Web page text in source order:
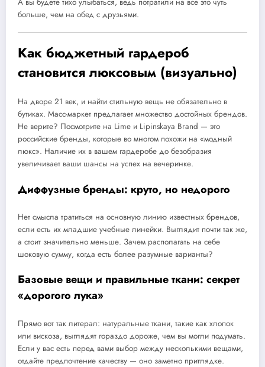
больше, чем на обед с друзьями.
Как бюджетный гардероб
становится люксовым (визуально)
На дворе 21 век, и найти стильную вещь не обязательно в
бутиках. Масс-маркет предлагает множество достойных брендов.
Не верите? Посмотрите на Lime и Lipinskaya Brand — это
российские бренды, которые во многом похожи на «модный
люкс». Наличие их в вашем гардеробе до безобразия
увеличивает ваши шансы на успех на вечеринке.
Диффузные бренды: круто, но недорого
Нет смысла тратиться на основную линию известных брендов,
если есть их младшие учебные линейки. Выглядит почти так же,
а стоит значительно меньше. Зачем располагать на себе
шоковую сумму, когда есть более разумные варианты?
Базовые вещи и правильные ткани: секрет
«дорогого лука»
Прямо вот так литерал: натуральные ткани, такие как хлопок
или вискоза, выглядят гораздо дороже, чем вы могли подумать.
Если у вас есть перед вами выбор между несколькими вещами,
отдайте предпочтение качеству — оно заметно приглядке.